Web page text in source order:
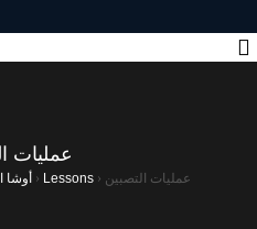
عملیات
أوشا › Lessons › عملیات التصبین